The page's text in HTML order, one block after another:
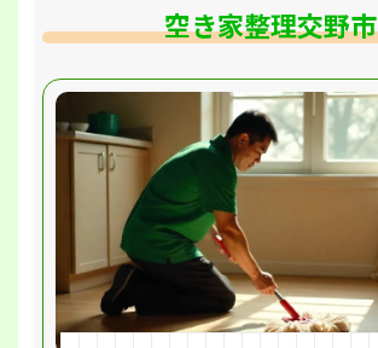
空き家整理交野市